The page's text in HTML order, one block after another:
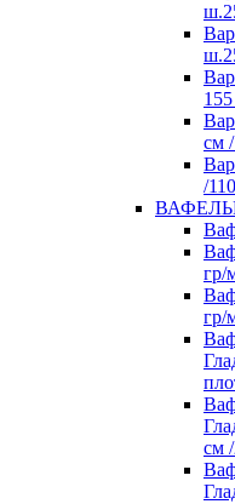
см
/
гр/
гр/
см